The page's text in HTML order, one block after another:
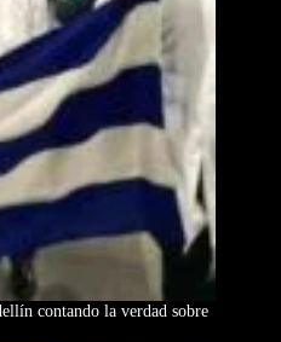
contando la verdad sobre